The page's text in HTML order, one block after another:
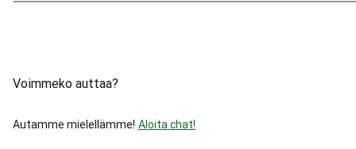
Voimmeko auttaa?
Autamme mielellämme! Aloita chat!